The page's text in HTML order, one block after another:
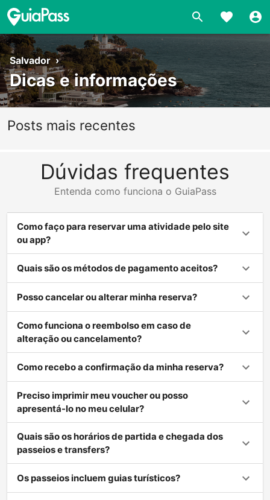
Salvador ›
Dicas e informações
Posts mais recentes
Dúvidas frequentes
Entenda como funciona o GuiaPass
Como faço para reservar uma atividade pelo site
ou app?
Quais são os métodos de pagamento aceitos?
Posso cancelar ou alterar minha reserva?
Como funciona o reembolso em caso de
alteração ou cancelamento?
Como recebo a confirmação da minha reserva?
Preciso imprimir meu voucher ou posso
apresentá-lo no meu celular?
Quais são os horários de partida e chegada dos
passeios e transfers?
Os passeios incluem guias turísticos?